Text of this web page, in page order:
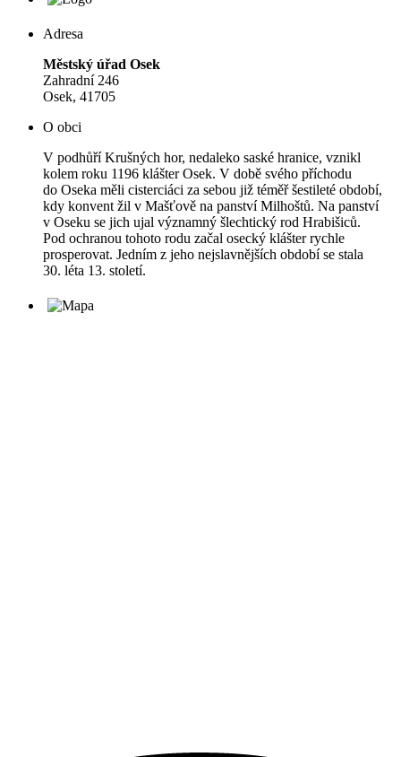
Adresa
Městský úřad Osek
Zahradní 246
Osek, 41705
O obci
V podhůří Krušných hor, nedaleko saské hranice, vznikl
kolem roku 1196 klášter Osek. V době svého příchodu
do Oseka měli cisterciáci za sebou již téměř šestileté období,
kdy konvent žil v Mašťově na panství Milhoštů. Na panství
v Oseku se jich ujal významný šlechtický rod Hrabišiců.
Pod ochranou tohoto rodu začal osecký klášter rychle
prosperovat. Jedním z jeho nejslavnějších období se stala
30. léta 13. století.